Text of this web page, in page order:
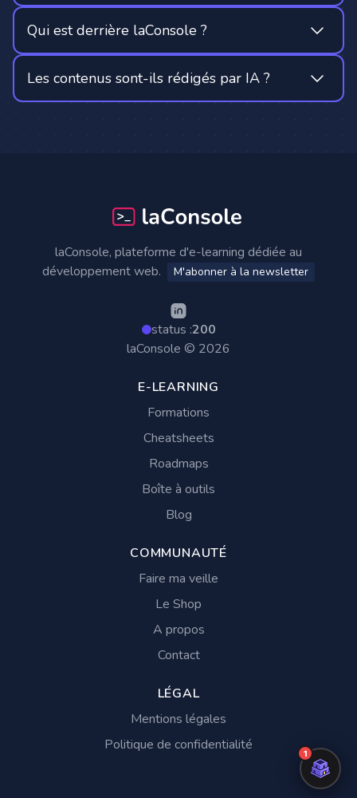
Qui est derrière laConsole ?
Les contenus sont-ils rédigés par IA ?
laConsole, plateforme d'e-learning dédiée au
développement web.
M'abonner à la newsletter
status :200
laConsole © 2026
E-LEARNING
Formations
Cheatsheets
Roadmaps
Boîte à outils
Blog
COMMUNAUTÉ
Faire ma veille
Le Shop
A propos
Contact
LÉGAL
Mentions légales
Politique de confidentialité